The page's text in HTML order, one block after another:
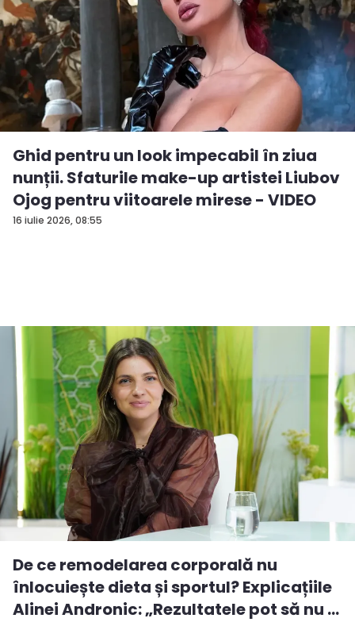
16 iulie 2026, 08:55
Ghid pentru un look impecabil în ziua
nunții. Sfaturile make-up artistei Liubov
Ojog pentru viitoarele mirese - VIDEO
De ce remodelarea corporală nu
înlocuiește dieta și sportul? Explicațiile
Alinei Andronic: „Rezultatele pot să nu ...